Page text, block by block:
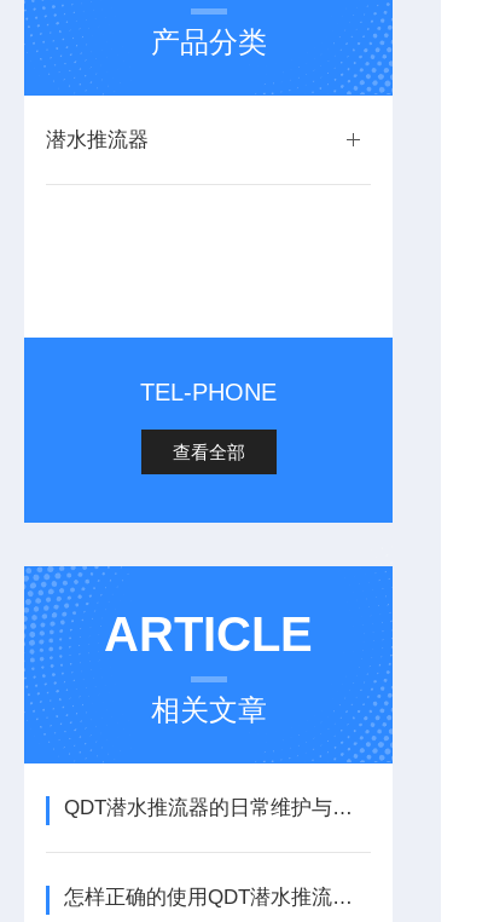
产品分类
潜水推流器
TEL-PHONE
查看全部
ARTICLE
相关文章
QDT潜水推流器的日常维护与故障排除指南
怎样正确的使用QDT潜水推流器呢